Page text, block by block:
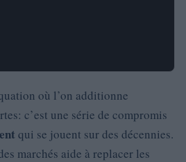
où l’on additionne
c’est une série de compromis
qui se jouent sur des décennies.
marchés aide à replacer les